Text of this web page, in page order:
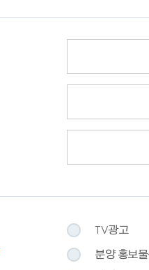
TV광고
분양 홍보